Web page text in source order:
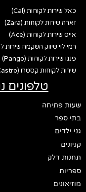
כאל שירות לקוחות (Cal)
זארה שירות לקוחות (Zara)
אייס שירות לקוחות (Ace)
רמי לוי שיווק השקמה שירות
פנגו שירות לקוחות (Pango)
שירות לקוחות קסטרו (Castro)
טלפונים
שעות פתיחה
בתי ספר
גני ילדים
קניונים
תחנות דלק
ספריות
מוזיאונים